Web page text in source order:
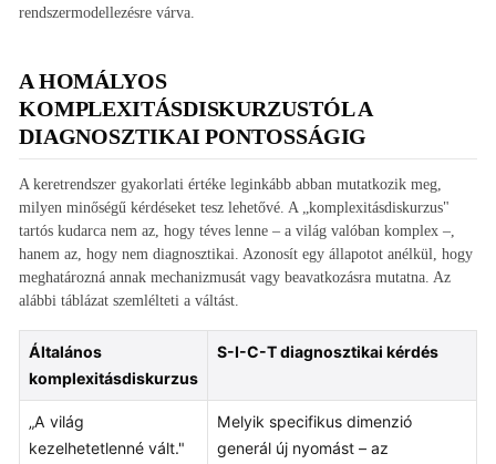
rendszermodellezésre várva.
A HOMÁLYOS
KOMPLEXITÁSDISKURZUSTÓL A
DIAGNOSZTIKAI PONTOSSÁGIG
A keretrendszer gyakorlati értéke leginkább abban mutatkozik meg,
milyen minőségű kérdéseket tesz lehetővé. A „komplexitásdiskurzus"
tartós kudarca nem az, hogy téves lenne – a világ valóban komplex –,
hanem az, hogy nem diagnosztikai. Azonosít egy állapotot anélkül, hogy
meghatározná annak mechanizmusát vagy beavatkozásra mutatna. Az
alábbi táblázat szemlélteti a váltást.
Általános
komplexitásdiskurzus
S-I-C-T diagnosztikai kérdés
„A világ
kezelhetetlenné vált."
Melyik specifikus dimenzió
generál új nyomást – az